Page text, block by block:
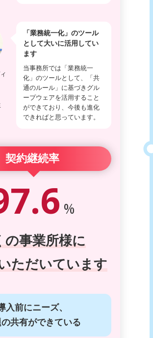
「業務統一化」のツール
として大いに活用してい
ます
当事務所では「業務統一
化」のツールとして、「共
通のルール」に基づきグル
ープウェアを活用すること
ができており、今後も進化
できればと思っています。
契約継続率
%
の事業所様に
ただいています
入前にニーズ、
共有ができている